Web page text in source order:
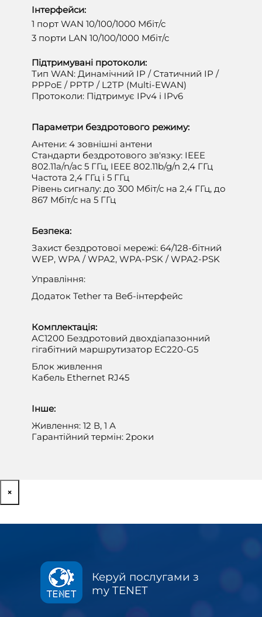
Інтерфейси:
1 порт WAN 10/100/1000 Мбіт/с
3 порти LAN 10/100/1000 Мбіт/с
Підтримувані протоколи:
Тип WAN: Динамічний IP / Статичний IP /
PPPoE / PPTP / L2TP (Multi-EWAN)
Протоколи: Підтримує IPv4 і IPv6
Параметри бездротового режиму:
Антени: 4 зовнішні антени
Стандарти бездротового зв'язку: IEEE
802.11a/n/ac 5 ГГц, IEEE 802.11b/g/n 2,4 ГГц
Частота 2,4 ГГц і 5 ГГц
Рівень сигналу: до 300 Мбіт/с на 2,4 ГГц, до
867 Мбіт/с на 5 ГГц
Безпека:
Захист бездротової мережі: 64/128-бітний
WEP, WPA / WPA2, WPA-PSK / WPA2-PSK
Управління:
Додаток Tether та Веб-інтерфейс
Комплектація:
AC1200 Бездротовий двохдіапазонний
гігабітний маршрутизатор EC220-G5
Блок живлення
Кабель Ethernet RJ45
Інше:
Живлення: 12 В, 1 А
Гарантійний термін: 2роки
×
Керуй послугами з
my TENET